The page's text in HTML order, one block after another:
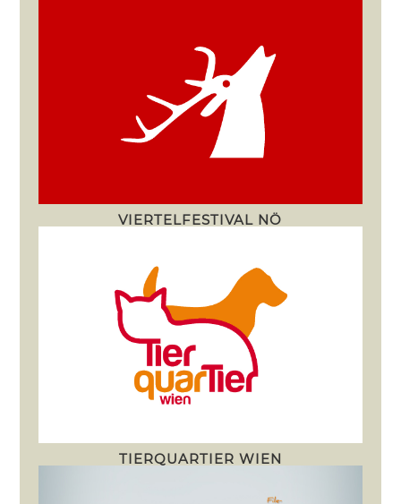
VIERTELFESTIVAL NÖ
TIERQUARTIER WIEN